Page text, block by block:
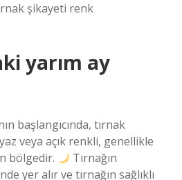
şikayeti renk
yarım ay
başlangıcında, tırnak
veya açık renkli, genellikle
bölgedir.
Tırnağın
yer alır ve tırnağın sağlıklı